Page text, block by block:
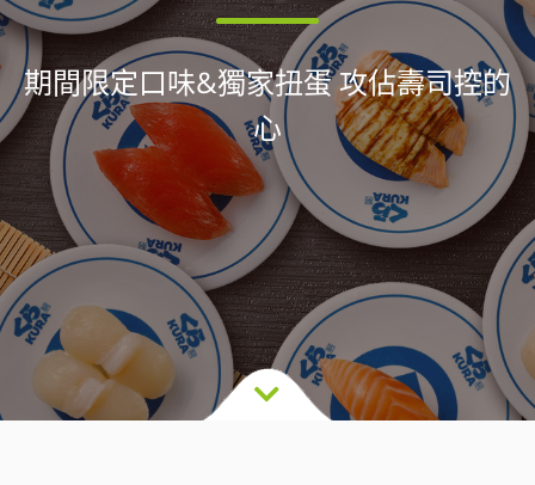
期間限定口味&獨家扭蛋 攻佔壽司控的
心